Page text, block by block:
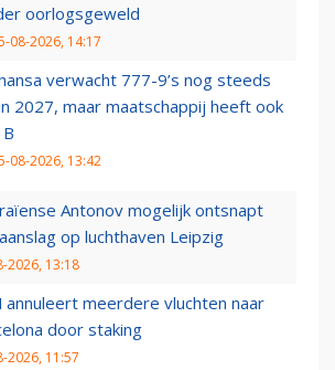
oorlogsgeweld
08-2026, 14:17
verwacht 777-9’s nog steeds
2027, maar maatschappij heeft ook
08-2026, 13:42
Antonov mogelijk ontsnapt
op luchthaven Leipzig
2026, 13:18
annuleert meerdere vluchten naar
door staking
2026, 11:57